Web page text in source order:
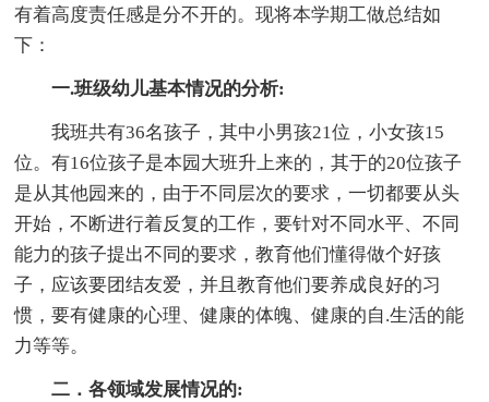
有着高度责任感是分不开的。现将本学期工做总结如
下：
一.班级幼儿基本情况的分析:
我班共有36名孩子，其中小男孩21位，小女孩15
位。有16位孩子是本园大班升上来的，其于的20位孩子
是从其他园来的，由于不同层次的要求，一切都要从头
开始，不断进行着反复的工作，要针对不同水平、不同
能力的孩子提出不同的要求，教育他们懂得做个好孩
子，应该要团结友爱，并且教育他们要养成良好的习
惯，要有健康的心理、健康的体魄、健康的自.生活的能
力等等。
二．各领域发展情况的: